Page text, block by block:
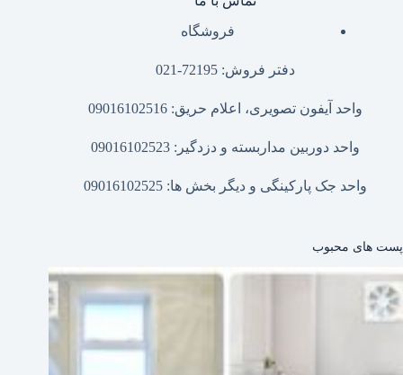
فروشگاه
دفتر فروش: 72195-021
واحد آیفون تصویری، اعلام حریق: 09016102516
واحد دوربین مداربسته و دزدگیر: 09016102523
واحد جک پارکینگی و دیگر بخش ها: 09016102525
پست های محبوب